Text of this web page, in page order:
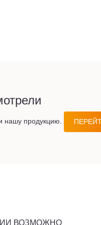
нашу продукцию.
ВОЗМОЖНО